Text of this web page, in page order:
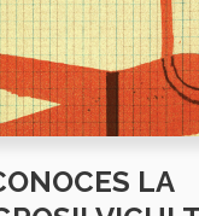
LA